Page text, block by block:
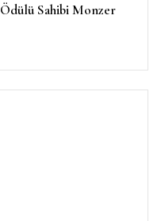
Sahibi Monzer